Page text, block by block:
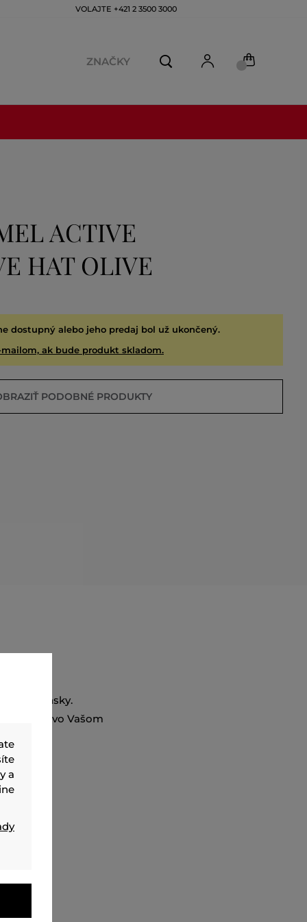
VOLAJTE +421 2 3500 3000
ZNAČKY
ACTIVE
HAT OLIVE
dostupný alebo jeho predaj bol už ukončený.
ak bude produkt skladom.
PODOBNÉ PRODUKTY
pánsky.
chýbať vo Vašom
a